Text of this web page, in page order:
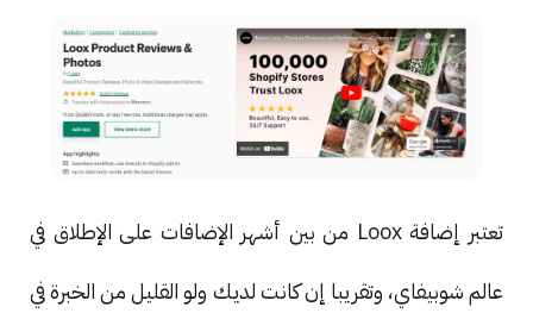
تعتبر إضافة Loox من بين أشهر الإضافات على الإطلاق في
عالم شوبيفاي، وتقريبا إن كانت لديك ولو القليل من الخبرة في